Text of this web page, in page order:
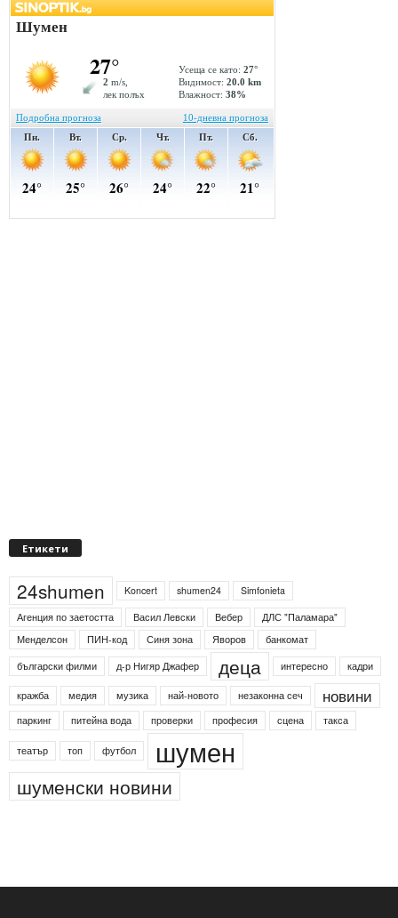
Етикети
24shumen Koncert shumen24
Simfonieta
Агенция по заетостта
Васил Левски Вебер
ДЛС "Паламара"
Менделсон
ПИН-код Синя зона Яворов
банкомат
български филми
д-р Нигяр Джафер деца интересно кадри
кражба медия музика най-новото незаконна сеч новини
паркинг питейна вода проверки професия сцена такса
театър топ футбол шумен
шуменски новини